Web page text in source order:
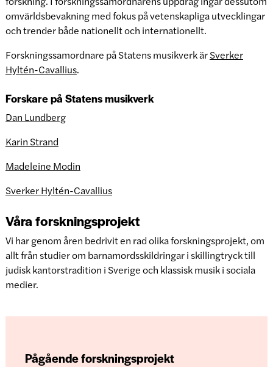
omvärldsbevakning med fokus på vetenskapliga utvecklingar
och trender både nationellt och internationellt.
Forskningssamordnare på Statens musikverk ärSverker
Hyltén-Cavallius.
Forskare på Statens musikverk
Dan Lundberg
Karin Strand
Madeleine Modin
Sverker Hyltén-Cavallius
Våra forskningsprojekt
Vi har genom åren bedrivit en rad olika forskningsprojekt, om
allt från studier om barnamordsskildringar i skillingtryck till
judisk kantorstradition i Sverige och klassisk musik i sociala
medier.
Pågående forskningsprojekt